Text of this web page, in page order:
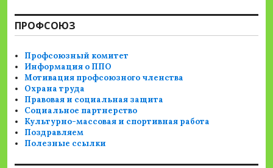
ПРОФСОЮЗ
Профсоюзный комитет
Информация о ППО
Мотивация профсоюзного членства
Охрана труда
Правовая и социальная защита
Социальное партнерство
Культурно-массовая и спортивная работа
Поздравляем
Полезные ссылки